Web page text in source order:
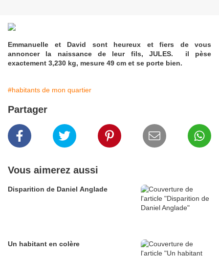
Emmanuelle et David sont heureux et fiers de vous
annoncer la naissance de leur fils, JULES. il pèse
exactement 3,230 kg, mesure 49 cm et se porte bien.
#habitants de mon quartier
Partager
Vous aimerez aussi
Disparition de Daniel Anglade
Un habitant en colère